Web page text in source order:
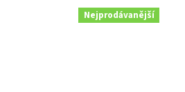
Nejprodávanější